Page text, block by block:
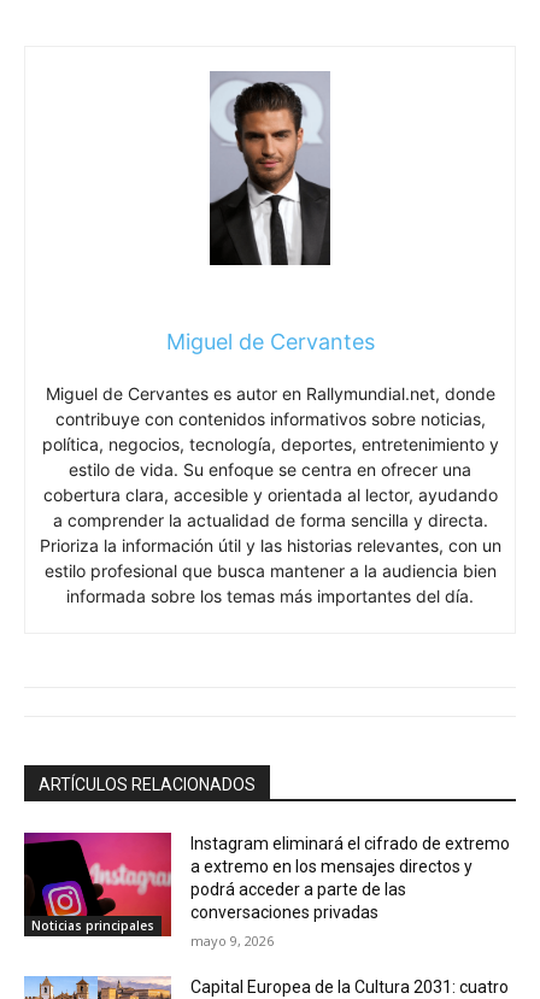
Miguel de Cervantes
Miguel de Cervantes es autor en Rallymundial.net, donde
contribuye con contenidos informativos sobre noticias,
política, negocios, tecnología, deportes, entretenimiento y
estilo de vida. Su enfoque se centra en ofrecer una
cobertura clara, accesible y orientada al lector, ayudando
a comprender la actualidad de forma sencilla y directa.
Prioriza la información útil y las historias relevantes, con un
estilo profesional que busca mantener a la audiencia bien
informada sobre los temas más importantes del día.
ARTÍCULOS RELACIONADOS
Noticias principales
Instagram eliminará el cifrado de extremo
a extremo en los mensajes directos y
podrá acceder a parte de las
conversaciones privadas
mayo 9, 2026
Capital Europea de la Cultura 2031: cuatro